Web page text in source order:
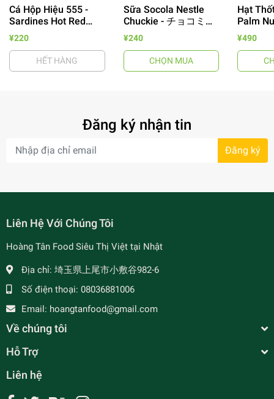
Cá Hộp Hiệu 555 -
Sardines Hot Red
155g
¥220
HẾT HÀNG
Sữa Socola Nestle
Chuckie - チョコミル
ク 250ml
¥240
CHỌN MUA
Hạt
Palm
Màu
¥490
Đăng ký nhận tin
Đăng ký
Liên Hệ Với Chúng Tôi
Hoàng Tân Food Siêu Thị Việt tại Nhật
Địa chỉ: 埼玉県上尾市小敷谷982-6
Số điện thoại: 08036881006
Email: hoangtanfood@gmail.com
Về chúng tôi
Hỗ Trợ
Liên hệ